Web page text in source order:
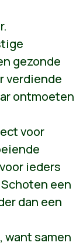
gezonde
verdiende
ontmoeten
voor
ieders
een
dan een
want samen